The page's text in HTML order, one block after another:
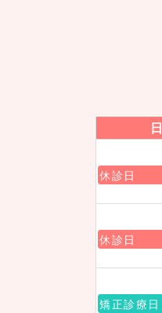
日
休診日
休診日
矯正診療日